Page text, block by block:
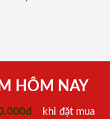
HÔM NAY
khi đặt mua